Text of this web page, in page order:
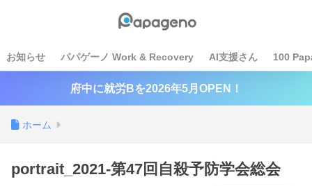
お知らせ パパゲーノ Work & Recovery AI支援さん 100
府中に就労Bを2026年5月OPEN！
ホーム
portrait_2021-第47回自殺予防学会総会